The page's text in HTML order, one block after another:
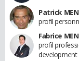
Patrick
profil
Fabrice
profil
development